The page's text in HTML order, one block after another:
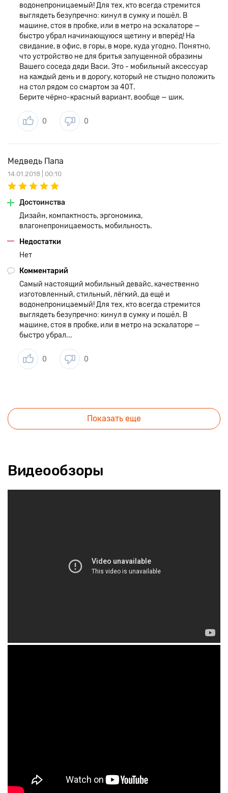
водонепроницаемый! Для тех, кто всегда стремится
выглядеть безупречно: кинул в сумку и пошёл. В
машине, стоя в пробке, или в метро на эскалаторе —
быстро убрал начинающуюся щетину и вперёд! На
свидание, в офис, в горы, в море, куда угодно. Понятно,
что устройство не для бритья запущенной образины
Вашего соседа дяди Васи. Это - мобильный аксессуар
на каждый день и в дорогу, который не стыдно положить
на стол рядом со смартом за 40Т.
Берите чёрно-красный вариант, вообще — шик.
0 0
Медведь Папа
14.01.2018 | 00:10
Достоинства
Дизайн, компактность, эргономика,
влагонепроницаемость, мобильность.
Недостатки
Нет
Комментарий
Самый настоящий мобильный девайс, качественно
изготовленный, стильный, лёгкий, да ещё и
водонепроницаемый! Для тех, кто всегда стремится
выглядеть безупречно: кинул в сумку и пошёл. В
машине, стоя в пробке, или в метро на эскалаторе —
быстро убрал...
0 0
Показать еще
Видеообзоры